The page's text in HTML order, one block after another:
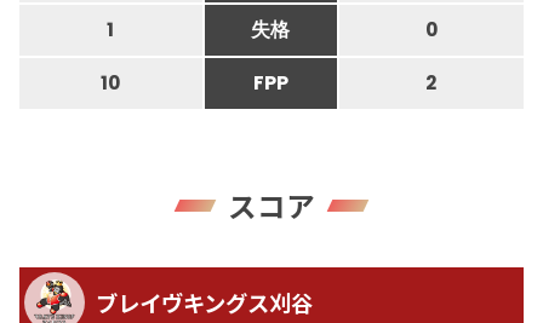
1 失格 0
10 FPP 2
スコア
ブレイヴキングス刈谷